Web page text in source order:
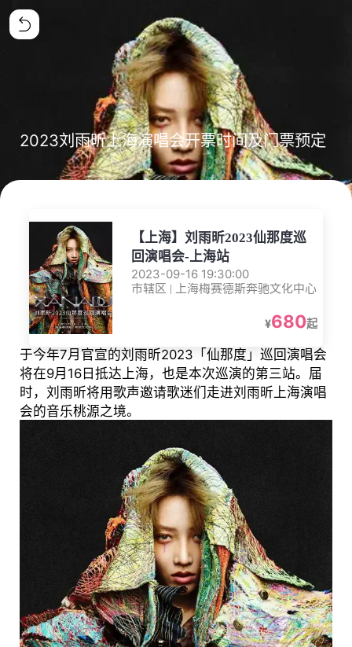
2023刘雨昕上海演唱会开票时间及门票预定
【上海】刘雨昕2023仙那度巡
回演唱会-上海站
2023-09-16 19:30:00
市辖区 | 上海梅赛德斯奔驰文化中心
¥680起
于今年7月官宣的刘雨昕2023「仙那度」巡回演唱会
将在9月16日抵达上海，也是本次巡演的第三站。届
时，刘雨昕将用歌声邀请歌迷们走进刘雨昕上海演唱
会的音乐桃源之境。